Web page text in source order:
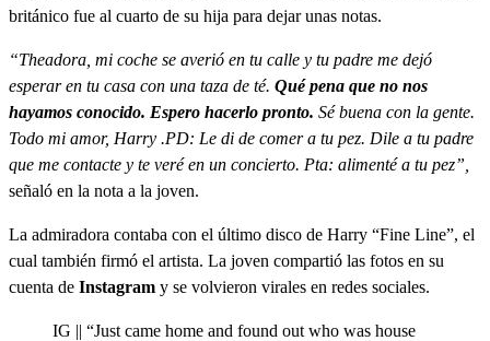
británico fue al cuarto de su hija para dejar unas notas.
“Theadora, mi coche se averió en tu calle y tu padre me dejó
esperar en tu casa con una taza de té. Qué pena que no nos
hayamos conocido. Espero hacerlo pronto. Sé buena con la gente.
Todo mi amor, Harry .PD: Le di de comer a tu pez. Dile a tu padre
que me contacte y te veré en un concierto. Pta: alimenté a tu pez”,
señaló en la nota a la joven.
La admiradora contaba con el último disco de Harry “Fine Line”, el
cual también firmó el artista. La joven compartió las fotos en su
cuenta de Instagram y se volvieron virales en redes sociales.
IG || “Just came home and found out who was house